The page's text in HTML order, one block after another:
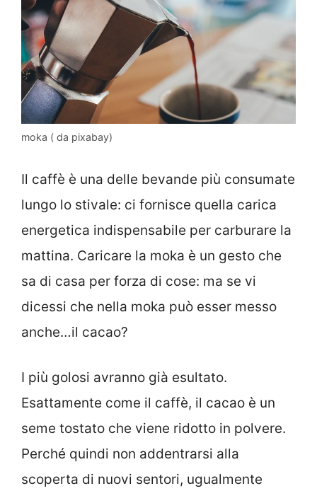
moka ( da pixabay)
Il caffè è una delle bevande più consumate
lungo lo stivale: ci fornisce quella carica
energetica indispensabile per carburare la
mattina. Caricare la moka è un gesto che
sa di casa per forza di cose: ma se vi
dicessi che nella moka può esser messo
anche…il cacao?
I più golosi avranno già esultato.
Esattamente come il caffè, il cacao è un
seme tostato che viene ridotto in polvere.
Perché quindi non addentrarsi alla
scoperta di nuovi sentori, ugualmente